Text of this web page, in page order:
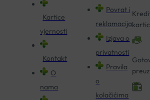
Kartice
vjernosti
Kontakt
O
nama
Povrat i
reklamacija
Izjava o
privatnosti
Pravila
o
kolačićima